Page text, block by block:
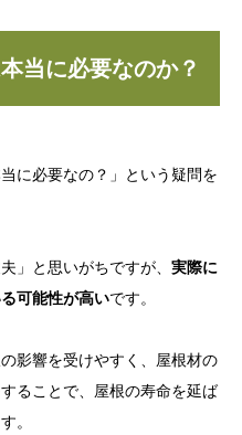
当に必要なのか？
に必要なの？」という疑問を
」と思いがちですが、 実際に
可能性が高いです。
影響を受けやすく、屋根材の
ることで、屋根の寿命を延ば
。